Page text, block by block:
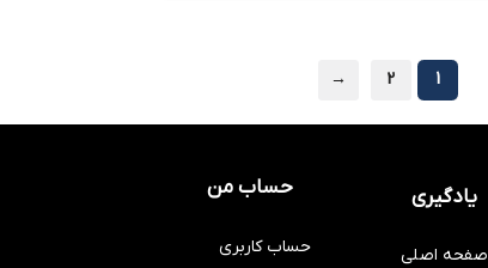
1
2
→
یادگیری
صفحه اصلی
حساب من
حساب کاربری